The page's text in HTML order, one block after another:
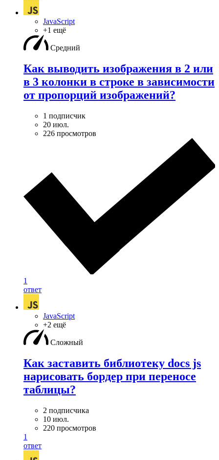
JavaScript
+1 ещё
Средний
Как выводить изображения в 2 или
в 3 колонки в строке в зависимости
от пропорций изображений?
1 подписчик
20 июл.
226 просмотров
1
ответ
JavaScript
+2 ещё
Сложный
Как заставить библиотеку docs js
нарисовать бордер при переносе
таблицы?
2 подписчика
10 июл.
220 просмотров
1
ответ